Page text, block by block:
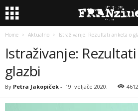
Home Aktualno Istraživanje: Rezultati anketa o
Istraživanje:
glazbi
By Petra Jakopiček - 19. veljače 2020. 4612